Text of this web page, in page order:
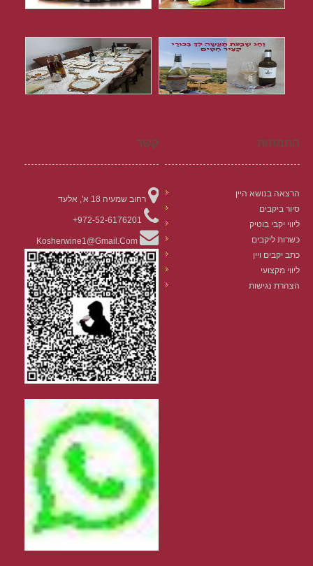
התמחות
הרצאה בנושא היין
סיור ביקבים
ליווי יקבי בוטיק
כשרות ליקבים
כתב יקבים ויין
ליווי מקצועי
הצהרת נגישות
קשר
רחוב שמעיה 18 א', אלעד
972-52-6176201+
Kosherwine1@gmail.com